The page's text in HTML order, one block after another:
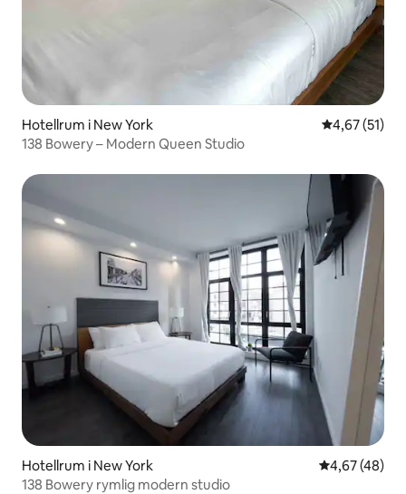
Hotellrum i New York 4,67 av 5 i
4,67 (51)
138 Bowery – Modern Queen Studio
Hotellrum i New York 4,67 av 5 i
4,67 (48)
138 Bowery rymlig modern studio